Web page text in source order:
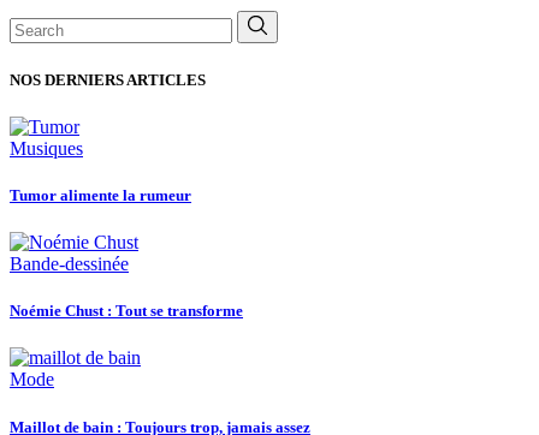
Search
for:
NOS DERNIERS ARTICLES
Musiques
Tumor alimente la rumeur
Bande-dessinée
Noémie Chust : Tout se transforme
Mode
Maillot de bain : Toujours trop, jamais assez